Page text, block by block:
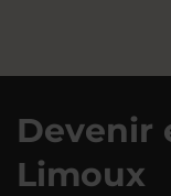
Devenir
Limoux